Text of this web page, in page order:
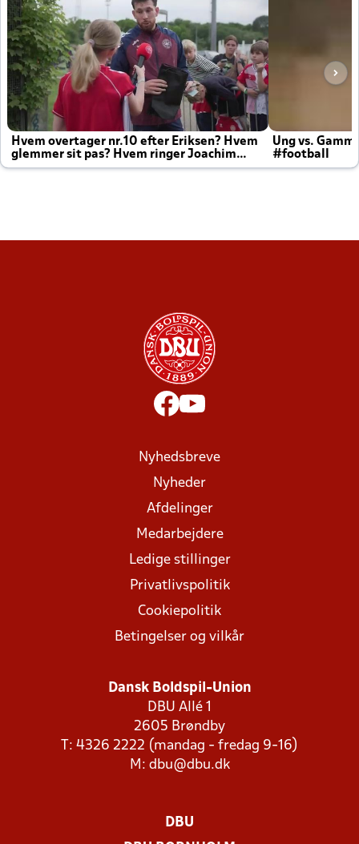
Hvem overtager nr.10 efter Eriksen? Hvem
glemmer sit pas? Hvem ringer Joachim
altid til efter kampe?
Ung vs.
#football
Nyhedsbreve
Nyheder
Afdelinger
Medarbejdere
Ledige stillinger
Privatlivspolitik
Cookiepolitik
Betingelser og vilkår
Dansk Boldspil-Union
DBU Allé 1
2605 Brøndby
T: 4326 2222 (mandag - fredag 9-16)
M: dbu@dbu.dk
DBU